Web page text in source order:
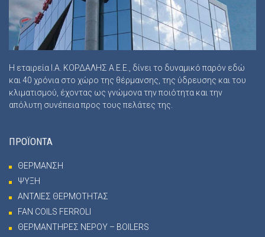
Η εταιρεία Ι.Α. ΚΟΡΔΑΛΗΣ Α.Ε.Ε., δίνει το δυναμικό παρόν εδώ
και 40 χρόνια στο χώρο της θέρμανσης, της ύδρευσης και του
κλιματισμού, έχοντας ως γνώμονα την ποιότητα και την
απόλυτη συνέπεια προς τους πελάτες της.
ΠΡΟΪΟΝΤΑ
ΘΕΡΜΑΝΣΗ
ΨΥΞΗ
ΑΝΤΛΙΕΣ ΘΕΡΜΟΤΗΤΑΣ
FAN COILS FERROLI
ΘΕΡΜΑΝΤΗΡΕΣ ΝΕΡΟΥ – BOILERS